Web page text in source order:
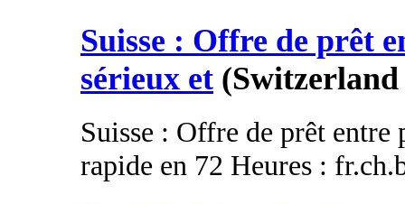
Suisse : Offre de prêt
sérieux et (Switzerland
Suisse : Offre de prêt
rapide en 72 Heures :